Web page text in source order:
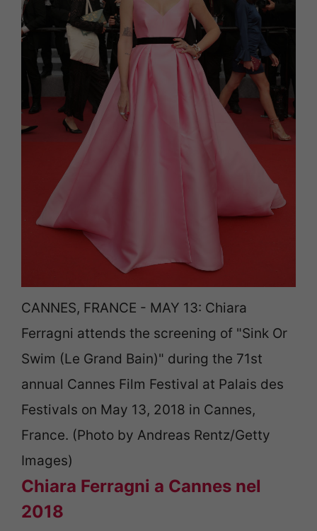
CANNES, FRANCE - MAY 13: Chiara
Ferragni attends the screening of "Sink Or
Swim (Le Grand Bain)" during the 71st
annual Cannes Film Festival at Palais des
Festivals on May 13, 2018 in Cannes,
France. (Photo by Andreas Rentz/Getty
Images)
Chiara Ferragni a Cannes nel
2018